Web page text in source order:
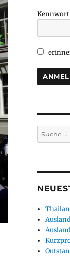
Kennwort
Suche
nach: